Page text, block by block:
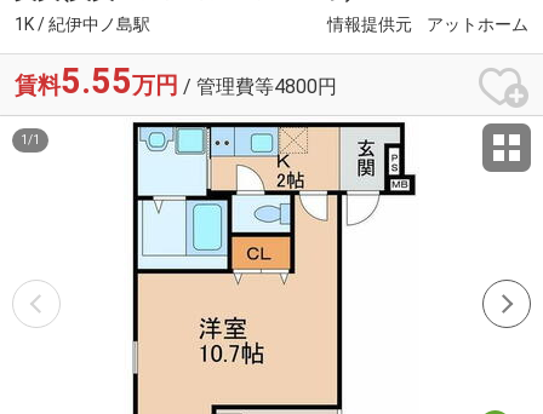
1K / 紀伊中ノ島駅 情報提供元 アットホーム
賃料5.55万円 / 管理費等4800円
1 /1